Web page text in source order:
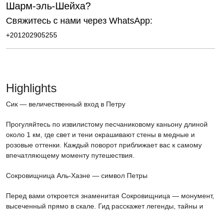
Шарм-эль-Шейха?
Свяжитесь с нами через WhatsApp:
+201202905255
Highlights
Сик — величественный вход в Петру
Прогуляйтесь по извилистому песчаниковому каньону длиной
около 1 км, где свет и тени окрашивают стены в медные и
розовые оттенки. Каждый поворот приближает вас к самому
впечатляющему моменту путешествия.
Сокровищница Аль-Хазне — символ Петры
Перед вами откроется знаменитая Сокровищница — монумент,
высеченный прямо в скале. Гид расскажет легенды, тайны и